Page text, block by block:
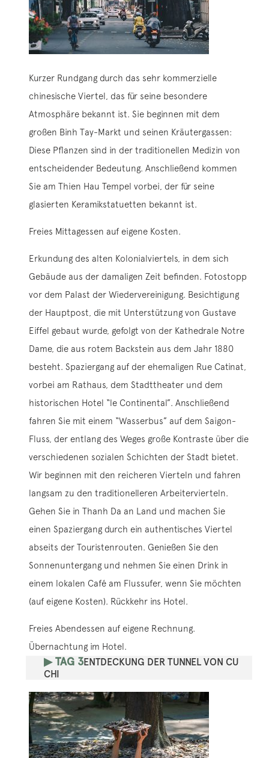
Kurzer Rundgang durch das sehr kommerzielle
chinesische Viertel, das für seine besondere
Atmosphäre bekannt ist. Sie beginnen mit dem
großen Binh Tay-Markt und seinen Kräutergassen:
Diese Pflanzen sind in der traditionellen Medizin von
entscheidender Bedeutung. Anschließend kommen
Sie am Thien Hau Tempel vorbei, der für seine
glasierten Keramikstatuetten bekannt ist.
Freies Mittagessen auf eigene Kosten.
Erkundung des alten Kolonialviertels, in dem sich
Gebäude aus der damaligen Zeit befinden. Fotostopp
vor dem Palast der Wiedervereinigung. Besichtigung
der Hauptpost, die mit Unterstützung von Gustave
Eiffel gebaut wurde, gefolgt von der Kathedrale Notre
Dame, die aus rotem Backstein aus dem Jahr 1880
besteht. Spaziergang auf der ehemaligen Rue Catinat,
vorbei am Rathaus, dem Stadttheater und dem
historischen Hotel “le Continental”. Anschließend
fahren Sie mit einem “Wasserbus” auf dem Saigon-
Fluss, der entlang des Weges große Kontraste über die
verschiedenen sozialen Schichten der Stadt bietet.
Wir beginnen mit den reicheren Vierteln und fahren
langsam zu den traditionelleren Arbeitervierteln.
Gehen Sie in Thanh Da an Land und machen Sie
einen Spaziergang durch ein authentisches Viertel
abseits der Touristenrouten. Genießen Sie den
Sonnenuntergang und nehmen Sie einen Drink in
einem lokalen Café am Flussufer, wenn Sie möchten
(auf eigene Kosten). Rückkehr ins Hotel.
Freies Abendessen auf eigene Rechnung.
Übernachtung im Hotel.
▶ TAG 3ENTDECKUNG DER TUNNEL VON CU
CHI